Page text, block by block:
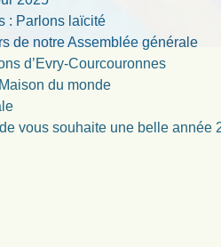
: Parlons laïcité
de notre Assemblée générale
d’Evry-Courcouronnes
du monde
vous souhaite une belle année